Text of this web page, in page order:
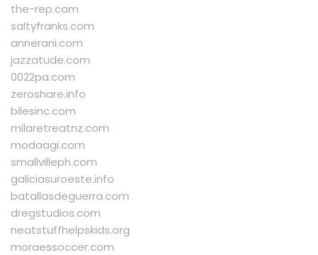
the-rep.com
saltyfranks.com
annerani.com
jazzatude.com
0022pa.com
zeroshare.info
bilesinc.com
milaretreatnz.com
modaagi.com
smallvilleph.com
galiciasuroeste.info
batallasdeguerra.com
dregstudios.com
neatstuffhelpskids.org
moraessoccer.com